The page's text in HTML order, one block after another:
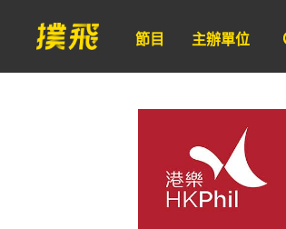
節目 主辦單位